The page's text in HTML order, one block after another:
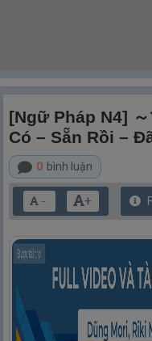
[Ngữ Pháp N4] ～
Có – Sẵn Rồi –
0 bình luận
－ +